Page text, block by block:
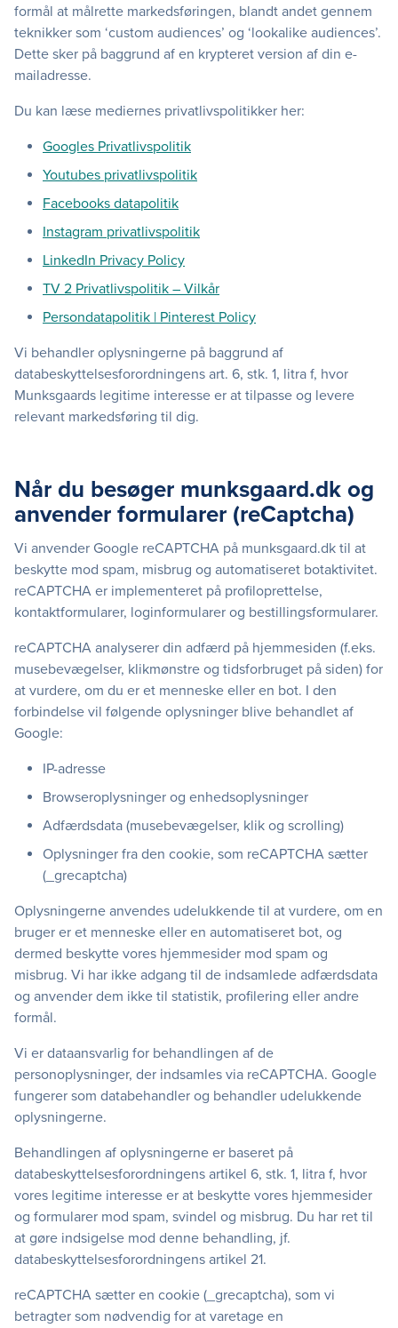
formål at målrette markedsføringen, blandt andet gennem
teknikker som ‘custom audiences’ og ‘lookalike audiences’.
Dette sker på baggrund af en krypteret version af din e-
mailadresse.
Du kan læse mediernes privatlivspolitikker her:
Googles Privatlivspolitik
Youtubes privatlivspolitik
Facebooks datapolitik
Instagram privatlivspolitik
LinkedIn Privacy Policy
TV 2 Privatlivspolitik – Vilkår
Persondatapolitik | Pinterest Policy
Vi behandler oplysningerne på baggrund af
databeskyttelsesforordningens art. 6, stk. 1, litra f, hvor
Munksgaards legitime interesse er at tilpasse og levere
relevant markedsføring til dig.
Når du besøger munksgaard.dk og
anvender formularer (reCaptcha)
Vi anvender Google reCAPTCHA på munksgaard.dk til at
beskytte mod spam, misbrug og automatiseret botaktivitet.
reCAPTCHA er implementeret på profiloprettelse,
kontaktformularer, loginformularer og bestillingsformularer.
reCAPTCHA analyserer din adfærd på hjemmesiden (f.eks.
musebevægelser, klikmønstre og tidsforbruget på siden) for
at vurdere, om du er et menneske eller en bot. I den
forbindelse vil følgende oplysninger blive behandlet af
Google:
IP-adresse
Browseroplysninger og enhedsoplysninger
Adfærdsdata (musebevægelser, klik og scrolling)
Oplysninger fra den cookie, som reCAPTCHA sætter
(_grecaptcha)
Oplysningerne anvendes udelukkende til at vurdere, om en
bruger er et menneske eller en automatiseret bot, og
dermed beskytte vores hjemmesider mod spam og
misbrug. Vi har ikke adgang til de indsamlede adfærdsdata
og anvender dem ikke til statistik, profilering eller andre
formål.
Vi er dataansvarlig for behandlingen af de
personoplysninger, der indsamles via reCAPTCHA. Google
fungerer som databehandler og behandler udelukkende
oplysningerne.
Behandlingen af oplysningerne er baseret på
databeskyttelsesforordningens artikel 6, stk. 1, litra f, hvor
vores legitime interesse er at beskytte vores hjemmesider
og formularer mod spam, svindel og misbrug. Du har ret til
at gøre indsigelse mod denne behandling, jf.
databeskyttelsesforordningens artikel 21.
reCAPTCHA sætter en cookie (_grecaptcha), som vi
betragter som nødvendig for at varetage en